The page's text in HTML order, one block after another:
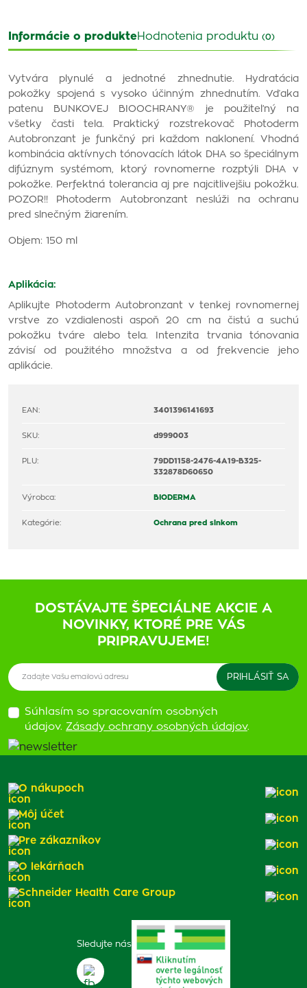
Informácie o produkteHodnotenia produktu (0)
Vytvára plynulé a jednotné zhnednutie. Hydratácia
pokožky spojená s vysoko účinným zhnednutím. Vďaka
patenu BUNKOVEJ BIOOCHRANY® je použiteľný na
všetky časti tela. Praktický rozstrekovač Photoderm
Autobronzant je funkčný pri každom naklonení. Vhodná
kombinácia aktívnych tónovacích látok DHA so špeciálnym
difúznym systémom, ktorý rovnomerne rozptýli DHA v
pokožke. Perfektná tolerancia aj pre najcitlivejšiu pokožku.
POZOR!! Photoderm Autobronzant neslúži na ochranu
pred slnečným žiarením.
Objem: 150 ml
Aplikácia:
Aplikujte Photoderm Autobronzant v tenkej rovnomernej
vrstve zo vzdialenosti aspoň 20 cm na čistú a suchú
pokožku tváre alebo tela. Intenzita trvania tónovania
závisí od použitého množstva a od frekvencie jeho
aplikácie.
EAN: 3401396141693
SKU: d999003
PLU:
79DD1158-2476-4A19-B325-
332878D60650
Výrobca: BIODERMA
Kategórie: Ochrana pred slnkom
DOSTÁVAJTE ŠPECIÁLNE AKCIE A
NOVINKY, KTORÉ PRE VÁS
PRIPRAVUJEME!
Súhlasím so spracovaním osobných
údajov. Zásady ochrany osobných údajov.
Sledujte nás
O nákupoch
Môj účet
Pre zákazníkov
O lekárňach
Schneider Health Care Group